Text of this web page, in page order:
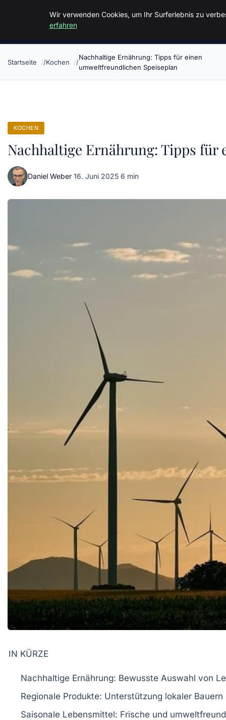
Malzminden
Startseite Kochen
Nachhaltige Ernährung: Tipps für einen
umweltfreundlichen Speiseplan
KOCHEN
Nachhaltige Ernährung: Tipps
Daniel Weber·16. Juni 2025·6 min
IN KÜRZE
Nachhaltige Ernährung: Bewusste Auswahl von
Regionale Produkte: Unterstützung lokaler
Saisonale Lebensmittel: Frische und
Wir verwenden Cookies, um Ihr Surferlebnis zu
erfahren